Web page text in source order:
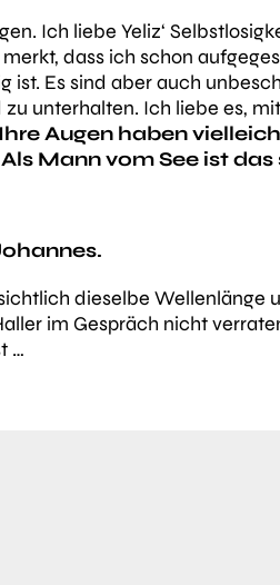
Ich liebe Yeliz‘
dass ich schon
ist. Es sind aber auch
unterhalten. Ich liebe es,
Ihre Augen haben
Mann vom See ist
dieselbe Wellenlänge
im Gespräch nicht
…